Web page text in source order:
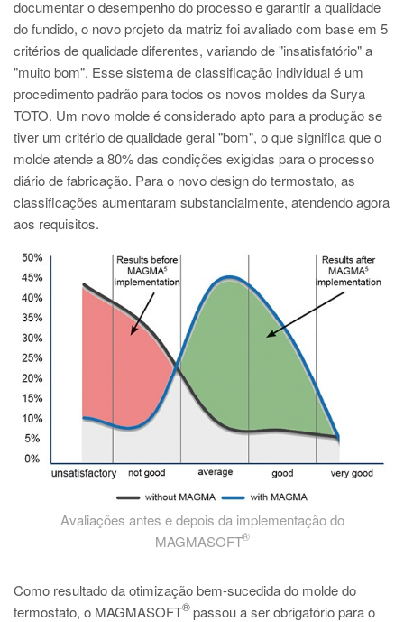
documentar o desempenho do processo e garantir a qualidade
do fundido, o novo projeto da matriz foi avaliado com base em 5
critérios de qualidade diferentes, variando de "insatisfatório" a
"muito bom". Esse sistema de classificação individual é um
procedimento padrão para todos os novos moldes da Surya
TOTO. Um novo molde é considerado apto para a produção se
tiver um critério de qualidade geral "bom", o que significa que o
molde atende a 80% das condições exigidas para o processo
diário de fabricação. Para o novo design do termostato, as
classificações aumentaram substancialmente, atendendo agora
aos requisitos.
Avaliações antes e depois da implementação do
MAGMASOFT
®
Como resultado da otimização bem-sucedida do molde do
termostato, o MAGMASOFT
®passou a ser obrigatório para o